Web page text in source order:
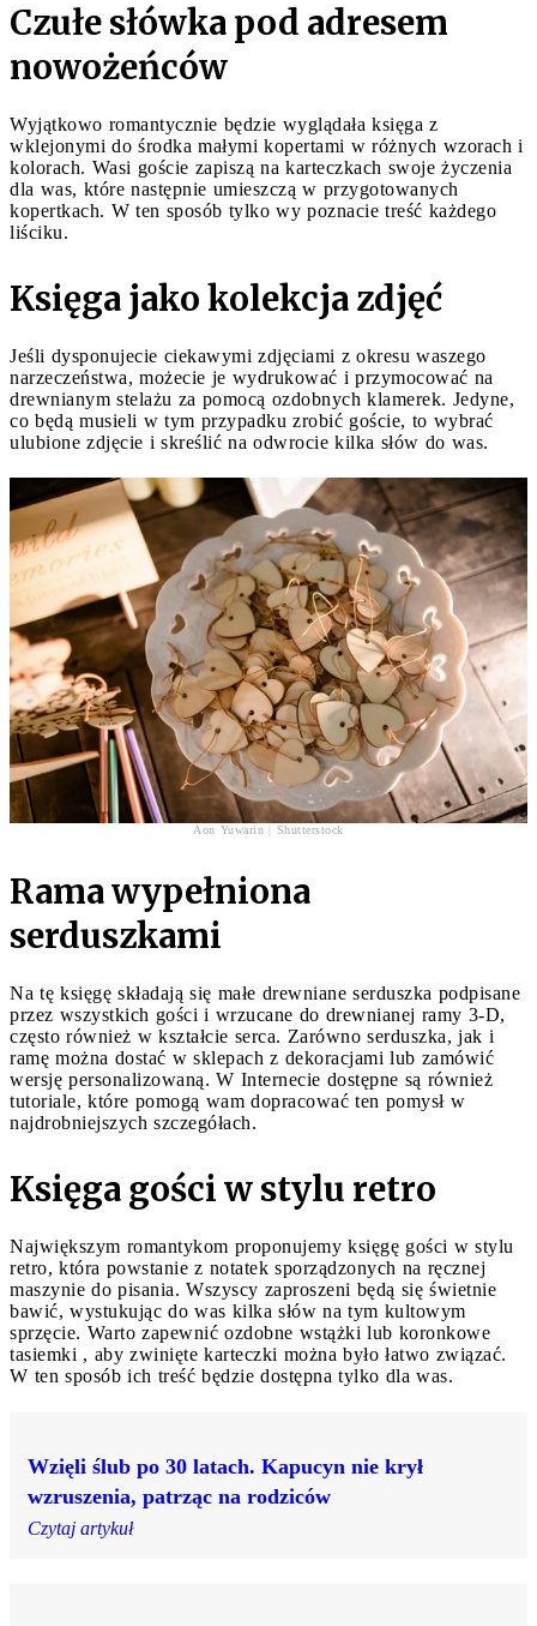
Czułe słówka pod adresem
nowożeńców
Wyjątkowo romantycznie będzie wyglądała księga z
wklejonymi do środka małymi kopertami w różnych wzorach i
kolorach. Wasi goście zapiszą na karteczkach swoje życzenia
dla was, które następnie umieszczą w przygotowanych
kopertkach. W ten sposób tylko wy poznacie treść każdego
liściku.
Księga jako kolekcja zdjęć
Jeśli dysponujecie ciekawymi zdjęciami z okresu waszego
narzeczeństwa, możecie je wydrukować i przymocować na
drewnianym stelażu za pomocą ozdobnych klamerek. Jedyne,
co będą musieli w tym przypadku zrobić goście, to wybrać
ulubione zdjęcie i skreślić na odwrocie kilka słów do was.
Aon Yuwarin | Shutterstock
Rama wypełniona
serduszkami
Na tę księgę składają się małe drewniane serduszka podpisane
przez wszystkich gości i wrzucane do drewnianej ramy 3-D,
często również w kształcie serca. Zarówno serduszka, jak i
ramę można dostać w sklepach z dekoracjami lub zamówić
wersję personalizowaną. W Internecie dostępne są również
tutoriale, które pomogą wam dopracować ten pomysł w
najdrobniejszych szczegółach.
Księga gości w stylu retro
Największym romantykom proponujemy księgę gości w stylu
retro, która powstanie z notatek sporządzonych na ręcznej
maszynie do pisania. Wszyscy zaproszeni będą się świetnie
bawić, wystukując do was kilka słów na tym kultowym
sprzęcie. Warto zapewnić ozdobne wstążki lub koronkowe
tasiemki , aby zwinięte karteczki można było łatwo związać.
W ten sposób ich treść będzie dostępna tylko dla was.
Wzięli ślub po 30 latach. Kapucyn nie krył
wzruszenia, patrząc na rodziców
Czytaj artykuł